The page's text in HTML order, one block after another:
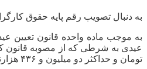
به دنبال تصویب رقم پایه حقوق کارگران در سال 95، مبلغ عیدی پایان سال
تومان و حداکثر دو میلیون و ۴۳۶ هزارتومان خواهد بود.